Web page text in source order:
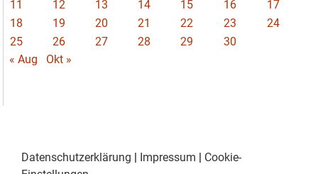
11
12 13 14 15 16
17
18
19 20 21 22 23
24
25
26 27 28 29
30
« Aug
Okt »
Datenschutzerklärung Impressum
Cookie-